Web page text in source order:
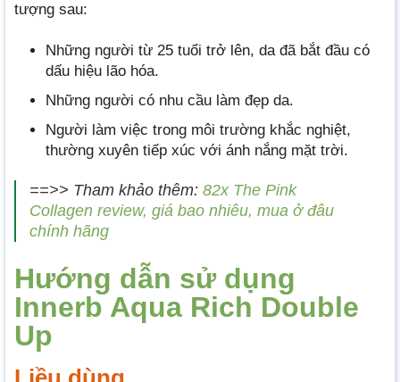
tượng sau:
Những người từ 25 tuổi trở lên, da đã bắt đầu có
dấu hiệu lão hóa.
Những người có nhu cầu làm đẹp da.
Người làm việc trong môi trường khắc nghiệt,
thường xuyên tiếp xúc với ánh nắng mặt trời.
==>> Tham khảo thêm: 82x The Pink
Collagen review, giá bao nhiêu, mua ở đâu
chính hãng
Hướng dẫn sử dụng
Innerb Aqua Rich Double
Up